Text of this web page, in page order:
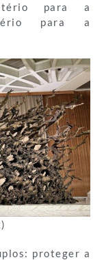
para a
para a
proteger a